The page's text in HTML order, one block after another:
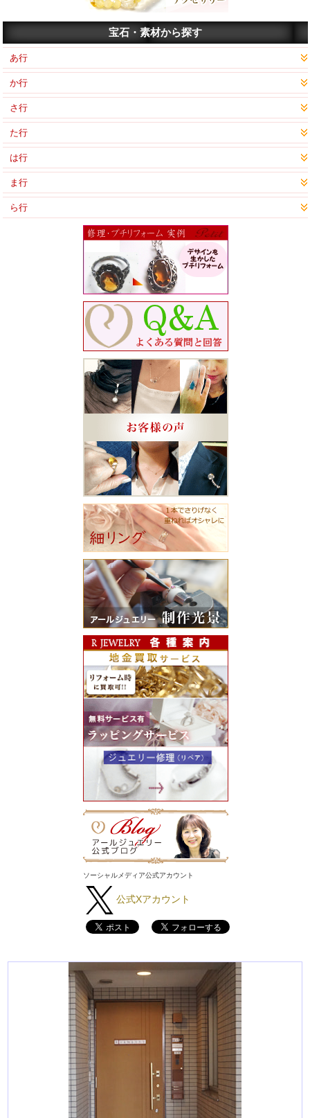
宝石・素材から探す
あ行
か行
さ行
た行
は行
ま行
ら行
ソーシャルメディア公式アカウント
公式Xアカウント